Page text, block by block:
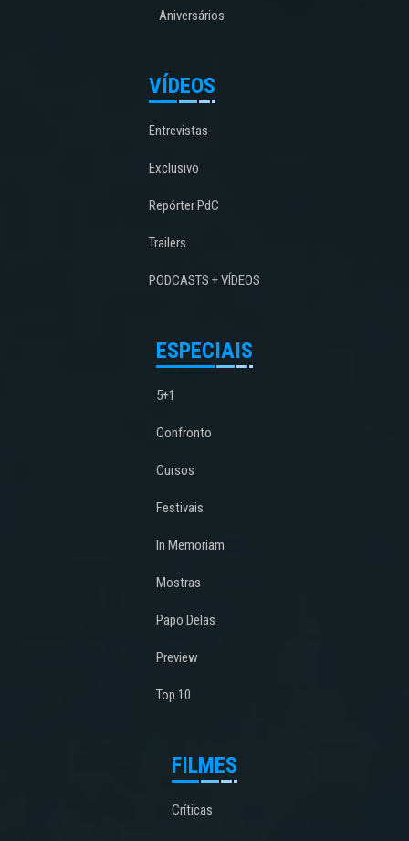
Aniversários
VÍDEOS
Entrevistas
Exclusivo
Repórter PdC
Trailers
PODCASTS + VÍDEOS
ESPECIAIS
5+1
Confronto
Cursos
Festivais
In Memoriam
Mostras
Papo Delas
Preview
Top 10
FILMES
Críticas